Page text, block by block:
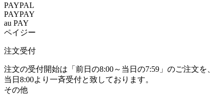
PAYPAL
PAYPAY
au PAY
ペイジー
注文受付
注文の受付開始は「前日の8:00～当日の7:59」のご注文を、
当日8:00より一斉受付と致しております。
その他